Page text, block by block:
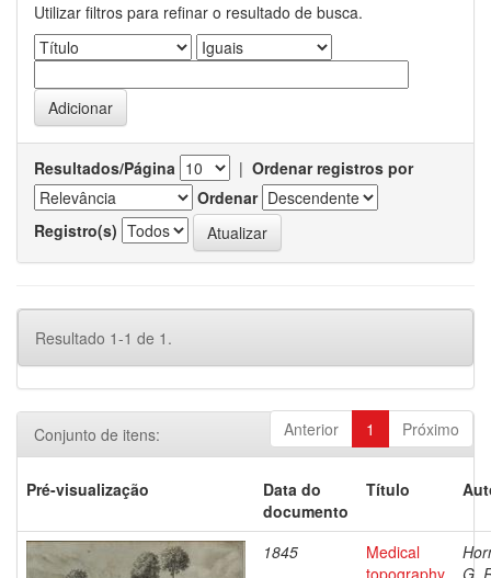
Utilizar filtros para refinar o resultado de busca.
Resultados/Página | Ordenar registros por
Ordenar
Registro(s)
Resultado 1-1 de 1.
Anterior 1 Próximo
Conjunto de itens:
Pré-visualização
Data do
documento
Título
1845
Medical
topography
G.